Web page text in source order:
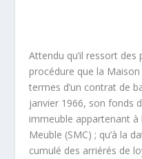
Attendu qu’il ressort des
procédure que la
termes d’un contrat de
janvier 1966, son fonds
immeuble appartenant
Meuble (SMC) ; qu’à la
cumulé des arriérés de